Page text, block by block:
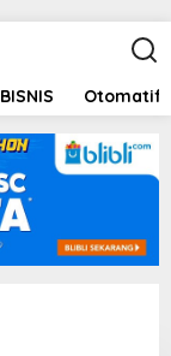
BISNIS Otomatif